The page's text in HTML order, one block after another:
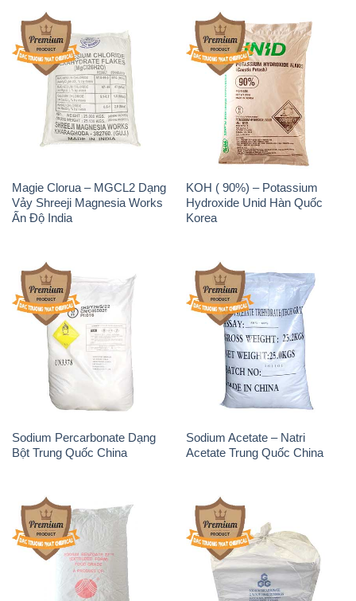
Magie Clorua – MGCL2 Dạng
Vảy Shreeji Magnesia Works
Ấn Độ India
KOH ( 90%) – Potassium
Hydroxide Unid Hàn Quốc
Korea
Sodium Percarbonate Dạng
Bột Trung Quốc China
Sodium Acetate – Natri
Acetate Trung Quốc China